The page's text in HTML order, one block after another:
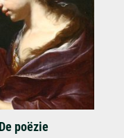
De poëzie